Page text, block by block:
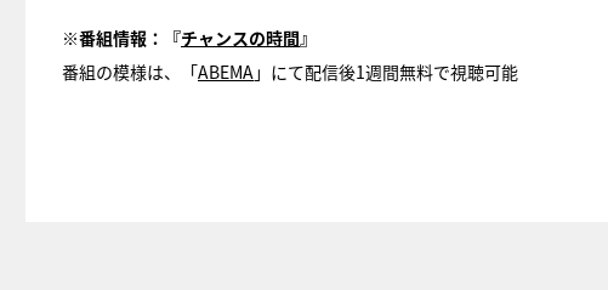
※番組情報：『チャンスの時間』
番組の模様は、「ABEMA」にて配信後1週間無料で視聴可能